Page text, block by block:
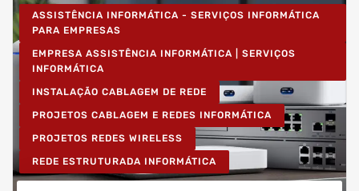
ASSISTÊNCIA INFORMÁTICA - SERVIÇOS INFORMÁTICA
PARA EMPRESAS
EMPRESA ASSISTÊNCIA INFORMÁTICA | SERVIÇOS
INFORMÁTICA
INSTALAÇÃO CABLAGEM DE REDE
PROJETOS CABLAGEM E REDES INFORMÁTICA
PROJETOS REDES WIRELESS
REDE ESTRUTURADA INFORMÁTICA